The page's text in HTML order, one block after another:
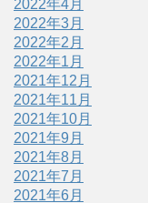
2022年4月
2022年3月
2022年2月
2022年1月
2021年12月
2021年11月
2021年10月
2021年9月
2021年8月
2021年7月
2021年6月